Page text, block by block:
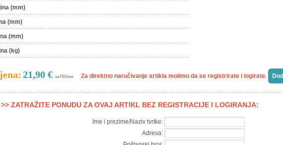
(mm)
(mm)
(mm)
(kg)
21,90 € sa PDVom Za direktno naručivanje artikla molimo da se registrirate i logirate.
>> ZATRAŽITE PONUDU ZA OVAJ ARTIKL BEZ REGISTRACIJE I LOGIRANJA:
Ime i prezime/Naziv tvrtke:
Adresa: